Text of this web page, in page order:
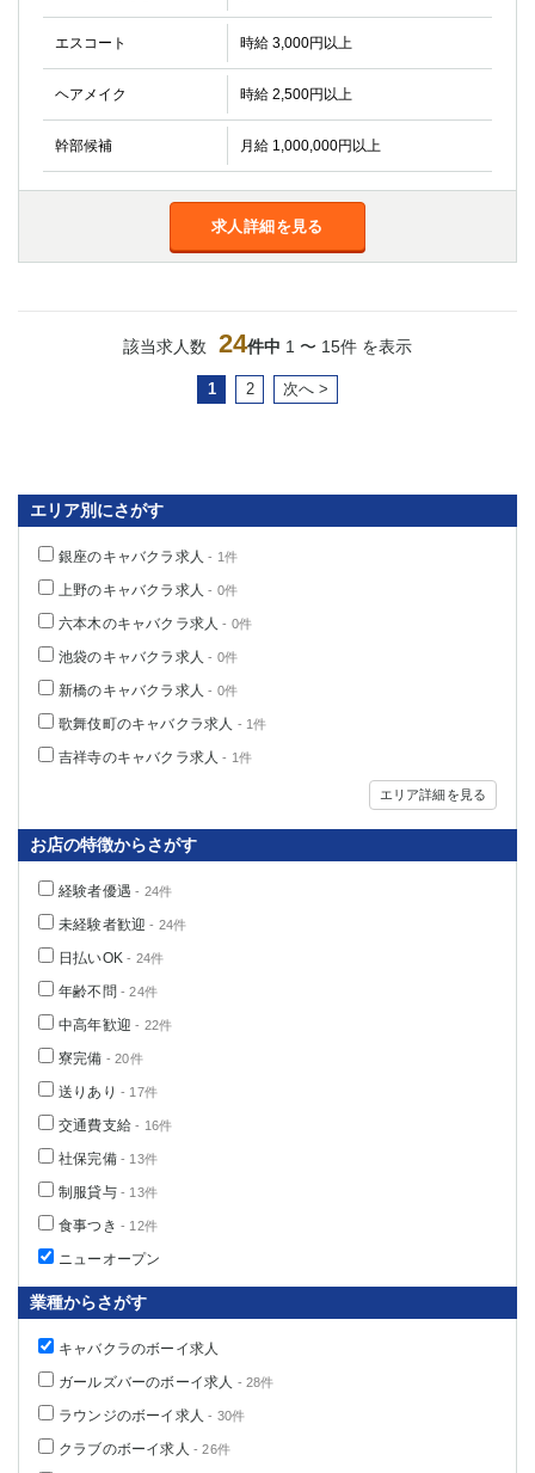
エスコート 時給 3,000円以上
ヘアメイク 時給 2,500円以上
幹部候補 月給 1,000,000円以上
求人詳細を見る
該当求人数 24件中 1 〜 15件 を表示
1 2 次へ >
エリア別にさがす
銀座のキャバクラ求人- 1件
上野のキャバクラ求人- 0件
六本木のキャバクラ求人- 0件
池袋のキャバクラ求人- 0件
新橋のキャバクラ求人- 0件
歌舞伎町のキャバクラ求人 - 1件
吉祥寺のキャバクラ求人- 1件
エリア詳細を見る
お店の特徴からさがす
経験者優遇 - 24件
未経験者歓迎 - 24件
日払いOK - 24件
年齢不問 - 24件
中高年歓迎 - 22件
寮完備 - 20件
送りあり - 17件
交通費支給 - 16件
社保完備- 13件
制服貸与- 13件
食事つき - 12件
ニューオープン
業種からさがす
キャバクラのボーイ求人
ガールズバーのボーイ求人 - 28件
ラウンジのボーイ求人 - 30件
クラブのボーイ求人 - 26件